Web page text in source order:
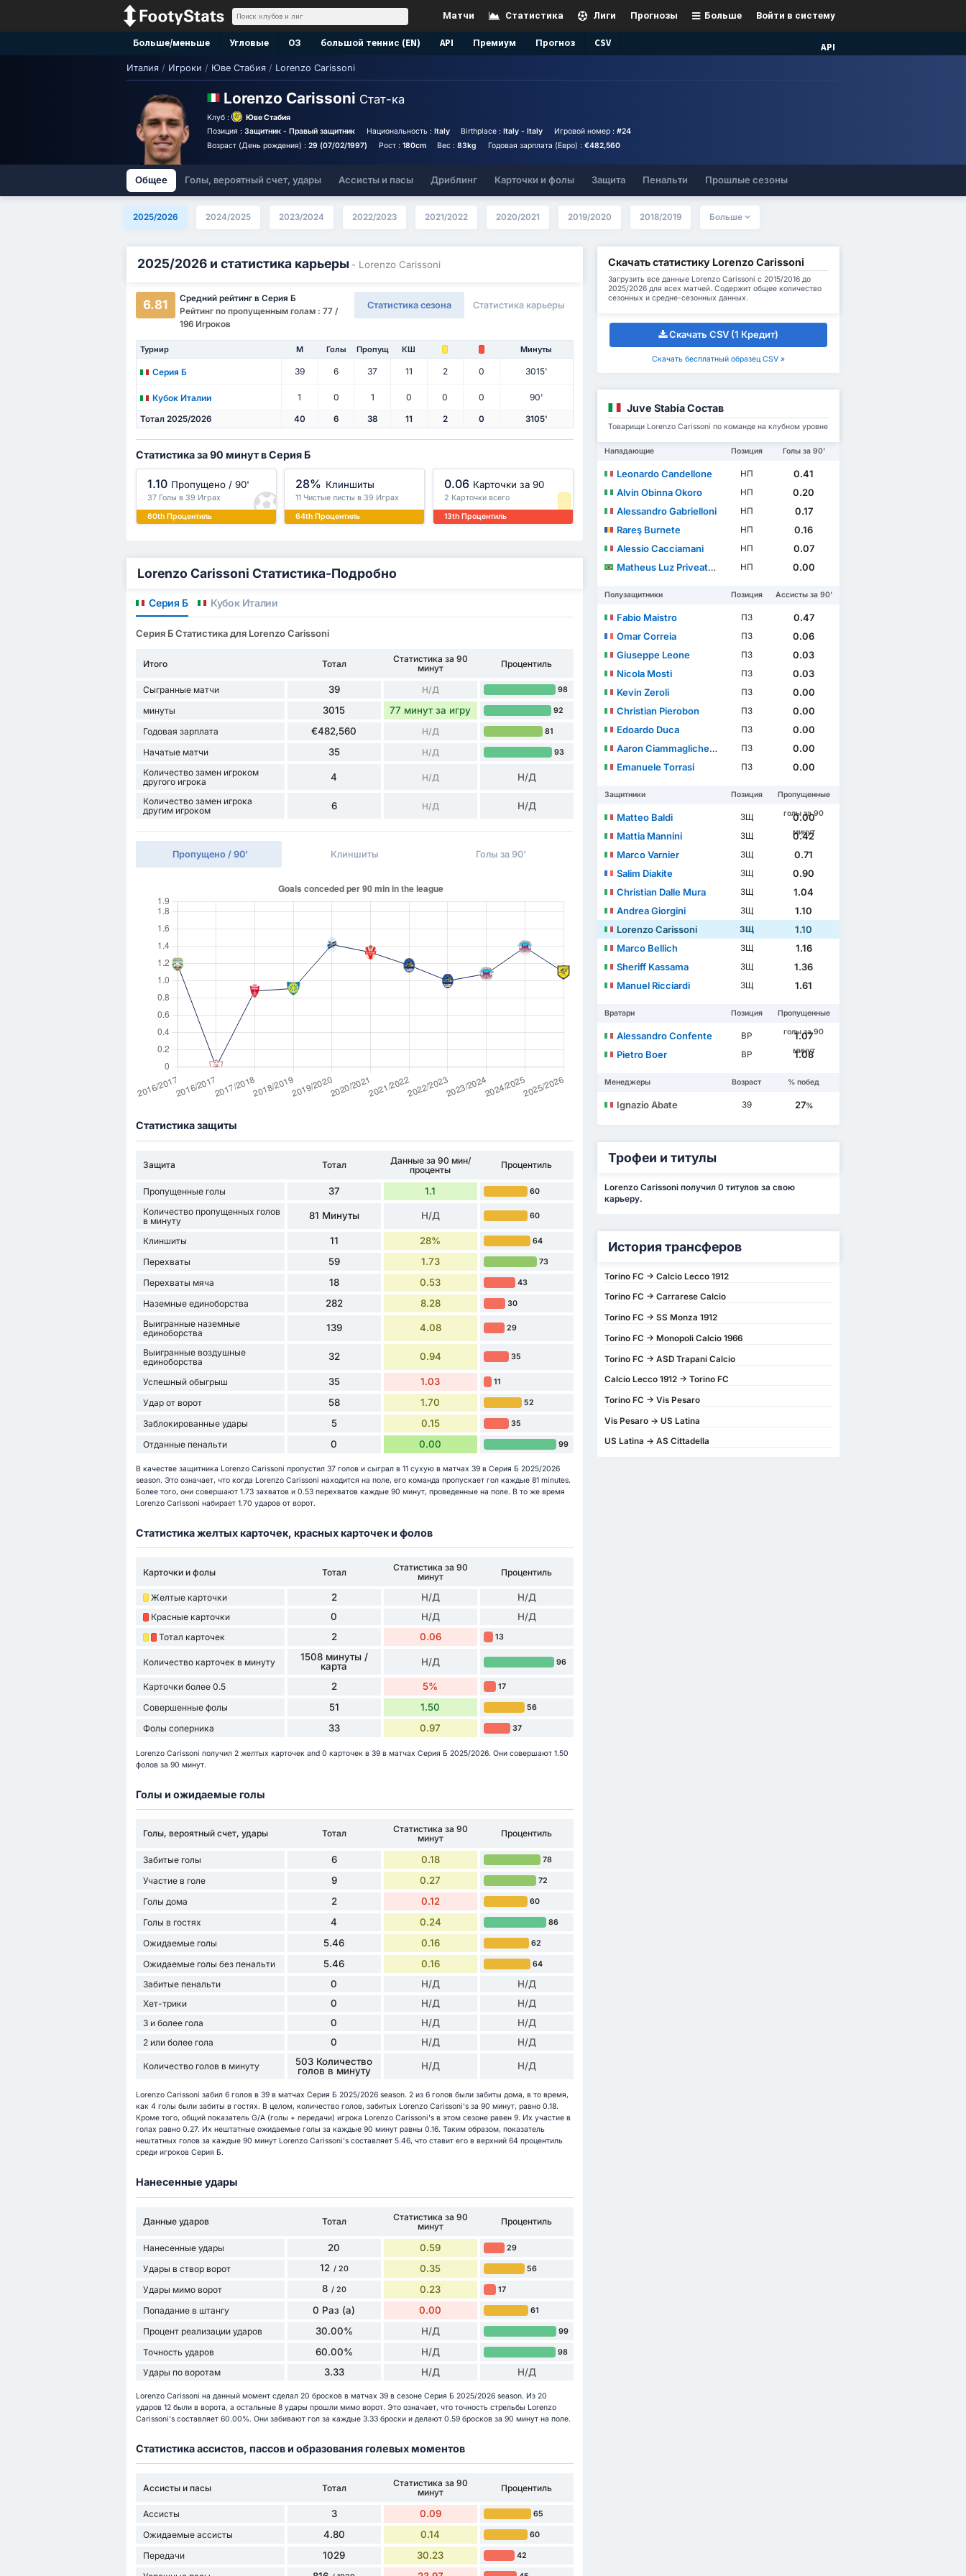
Войти в систему
Больше
Прогнозы
Лиги
Статистика
Матчи
API
Больше/меньше Угловые ОЗ большой теннис (EN) API Премиум Прогноз CSV
Италия / Игроки / Юве Стабия / Lorenzo Carissoni
Lorenzo Carissoni Стат-ка
Клуб :
Юве Стабия
Позиция :Защитник - Правый защитник Национальность : Italy Birthplace :Italy - Italy Игровой номер : #24
Возраст (День рождения) :29 (07/02/1997) Рост : 180cm Вес :83kg Годовая зарплата (Евро) : €482,560
Общее Голы, вероятный счет, удары Ассисты и пасы Дриблинг Карточки и фолы Защита Пенальти Прошлые сезоны
2025/2026 2024/2025 2023/2024 2022/2023 2021/2022 2020/2021 2019/2020 2018/2019 Больше
2025/2026 и статистика карьеры - Lorenzo Carissoni
6.81
Средний рейтинг в Серия Б
Рейтинг по пропущенным голам : 77 /
196 Игроков
Статистика сезона Статистика карьеры
Турнир М Голы Пропущ КШ Минуты
Серия Б 39 6 37 11 2 0 3015'
Кубок Италии 1 0 1 0 0 0 90'
Тотал 2025/2026 40 6 38 11 2 0 3105'
Статистика за 90 минут в Серия Б
1.10 Пропущено / 90'
37 Голы в 39 Играх
60th Процентиль
28% Клиншиты
11 Чистые листы в 39 Играх
64th Процентиль
0.06 Карточки за 90
2 Карточки всего
13th Процентиль
Lorenzo Carissoni Статистика-Подробно
Серия Б Кубок Италии
Серия Б Статистика для Lorenzo Carissoni
Итого Тотал
Статистика за 90
минут
Процентиль
Сыгранные матчи 39 Н/Д 98
минуты 3015 77 минут за игру 92
Годовая зарплата €482,560 Н/Д 81
Начатые матчи 35 Н/Д 93
Количество замен игроком
другого игрока
4 Н/Д Н/Д
Количество замен игрока
другим игроком
6 Н/Д Н/Д
Пропущено / 90' Клиншиты Голы за 90'
Статистика защиты
Защита Тотал
Данные за 90 мин/
проценты
Процентиль
Пропущенные голы 37 1.1 60
Количество пропущенных голов
в минуту
81 Минуты Н/Д 60
Клиншиты 11 28% 64
Перехваты 59 1.73 73
Перехваты мяча 18 0.53 43
Наземные единоборства 282 8.28 30
Выигранные наземные
единоборства
139 4.08 29
Выигранные воздушные
единоборства
32 0.94 35
Успешный обыгрыш 35 1.03 11
Удар от ворот 58 1.70 52
Заблокированные удары 5 0.15 35
Отданные пенальти 0 0.00 99
В качестве защитника Lorenzo Carissoni пропустил 37 голов и сыграл в 11 сухую в матчах 39 в Серия Б 2025/2026
season. Это означает, что когда Lorenzo Carissoni находится на поле, его команда пропускает гол каждые 81 minutes.
Более того, они совершают 1.73 захватов и 0.53 перехватов каждые 90 минут, проведенные на поле. В то же время
Lorenzo Carissoni набирает 1.70 ударов от ворот.
Статистика желтых карточек, красных карточек и фолов
Карточки и фолы Тотал
Статистика за 90
минут
Процентиль
Желтые карточки 2 Н/Д Н/Д
Красные карточки 0 Н/Д Н/Д
Тотал карточек 2 0.06 13
Количество карточек в минуту
1508 минуты /
карта
Н/Д 96
Карточки более 0.5 2 5% 17
Совершенные фолы 51 1.50 56
Фолы соперника 33 0.97 37
Lorenzo Carissoni получил 2 желтых карточек and 0 карточек в 39 в матчах Серия Б 2025/2026. Они совершают 1.50
фолов за 90 минут.
Голы и ожидаемые голы
Голы, вероятный счет, удары Тотал
Статистика за 90
минут
Процентиль
Забитые голы 6 0.18 78
Участие в голе 9 0.27 72
Голы дома 2 0.12 60
Голы в гостях 4 0.24 86
Ожидаемые голы 5.46 0.16 62
Ожидаемые голы без пенальти 5.46 0.16 64
Забитые пенальти 0 Н/Д Н/Д
Хет-трики 0 Н/Д Н/Д
3 и более гола 0 Н/Д Н/Д
2 или более гола 0 Н/Д Н/Д
Количество голов в минуту
503 Количество
голов в минуту
Н/Д Н/Д
Lorenzo Carissoni забил 6 голов в 39 в матчах Серия Б 2025/2026 season. 2 из 6 голов были забиты дома, в то время,
как 4 голы были забиты в гостях. В целом, количество голов, забитых Lorenzo Carissoni's за 90 минут, равно 0.18.
Кроме того, общий показатель G/A (голы + передачи) игрока Lorenzo Carissoni's в этом сезоне равен 9. Их участие в
голах равно 0.27. Их нештатные ожидаемые голы за каждые 90 минут равны 0.16. Таким образом, показатель
нештатных голов за каждые 90 минут Lorenzo Carissoni's составляет 5.46, что ставит его в верхний 64 процентиль
среди игроков Серия Б.
Нанесенные удары
Данные ударов Тотал
Статистика за 90
минут
Процентиль
Нанесенные удары 20 0.59 29
Удары в створ ворот 12 / 20 0.35 56
Удары мимо ворот 8 / 20 0.23 17
Попадание в штангу 0 Раз (а) 0.00 61
Процент реализации ударов 30.00% Н/Д 99
Точность ударов 60.00% Н/Д 98
Удары по воротам 3.33 Н/Д Н/Д
Lorenzo Carissoni на данный момент сделал 20 бросков в матчах 39 в сезоне Серия Б 2025/2026 season. Из 20
ударов 12 были в ворота, а остальные 8 удары прошли мимо ворот. Это означает, что точность стрельбы Lorenzo
Carissoni's составляет 60.00%. Они забивают гол за каждые 3.33 броски и делают 0.59 бросков за 90 минут на поле.
Статистика ассистов, пассов и образования голевых моментов
Ассисты и пасы Тотал
Статистика за 90
минут
Процентиль
Ассисты 3 0.09 65
Ожидаемые ассисты 4.80 0.14 60
Передачи 1029 30.23 42
Скачать статистику Lorenzo Carissoni
Загрузить все данные Lorenzo Carissoni с 2015/2016 до
2025/2026 для всех матчей. Содержит общее количество
сезонных и средне-сезонных данных.
Скачать CSV (1 Кредит)
Скачать бесплатный образец CSV »
Juve Stabia Состав
Товарищи Lorenzo Carissoni по команде на клубном уровне
Нападающие Позиция Голы за 90'
Leonardo Candellone НП
0.41
Alvin Obinna Okoro
НП
0.20
Alessandro Gabrielloni
НП
0.17
Rareş Burnete
НП
0.16
Alessio Cacciamani
НП
0.07
Matheus Luz Priveato Dos Santos
НП 0.00
Полузащитники Позиция Ассисты за 90'
Fabio Maistro ПЗ
0.47
Omar Correia
ПЗ
0.06
Giuseppe Leone
ПЗ
0.03
Nicola Mosti
ПЗ
0.03
Kevin Zeroli
ПЗ
0.00
Christian Pierobon
ПЗ
0.00
Edoardo Duca
ПЗ
0.00
Aaron Ciammaglichella
ПЗ
0.00
Emanuele Torrasi
ПЗ 0.00
Защитники Позиция
Пропущенные
голы за 90
минут
Matteo Baldi ЗЩ
0.00
Mattia Mannini
ЗЩ
0.42
Marco Varnier
ЗЩ
0.71
Salim Diakite
ЗЩ
0.90
Christian Dalle Mura
ЗЩ
1.04
Andrea Giorgini
ЗЩ
1.10
Lorenzo Carissoni
ЗЩ
1.10
Marco Bellich
ЗЩ
1.16
Sheriff Kassama
ЗЩ
1.36
Manuel Ricciardi
ЗЩ 1.61
Вратари Позиция
Пропущенные
голы за 90
минут
Alessandro Confente ВР
1.07
Pietro Boer
ВР 1.08
Менеджеры Возраст % побед
Ignazio Abate 39 27%
Трофеи и титулы
Lorenzo Carissoni получил 0 титулов за свою
карьеру.
История трансферов
Torino FC -> Calcio Lecco 1912
Torino FC -> Carrarese Calcio
Torino FC -> SS Monza 1912
Torino FC -> Monopoli Calcio 1966
Torino FC -> ASD Trapani Calcio
Calcio Lecco 1912 -> Torino FC
Torino FC -> Vis Pesaro
Vis Pesaro -> US Latina
US Latina -> AS Cittadella